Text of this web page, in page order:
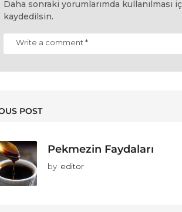
Daha sonraki yorumlarımda kullanılması
kaydedilsin.
POST
Pekmezin Faydaları
by editor